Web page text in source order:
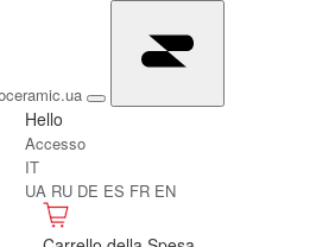
Hello
Accesso
IT
UA RU DE ES FR EN